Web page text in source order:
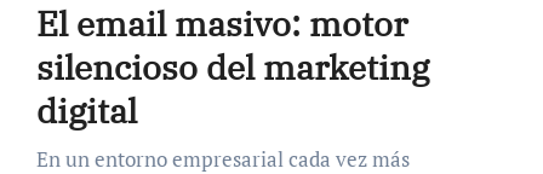
El email masivo: motor
silencioso del marketing
digital
En un entorno empresarial cada vez más